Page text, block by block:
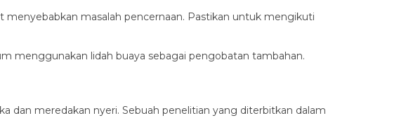
menyebabkan masalah pencernaan. Pastikan untuk mengikuti
menggunakan lidah buaya sebagai pengobatan tambahan.
dan meredakan nyeri. Sebuah penelitian yang diterbitkan dalam